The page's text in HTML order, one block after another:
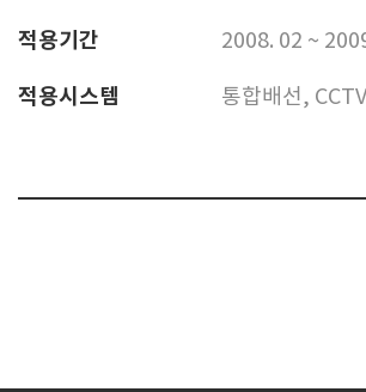
적용기간 2008. 02 ~
적용시스템 통합배선,